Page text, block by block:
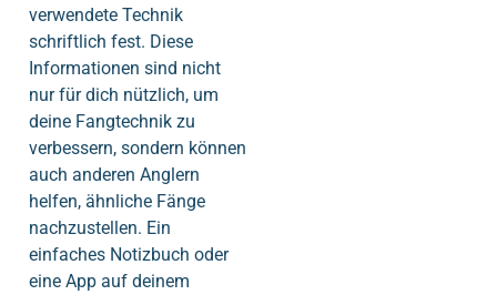
verwendete Technik
schriftlich fest. Diese
Informationen sind nicht
nur für dich nützlich, um
deine Fangtechnik zu
verbessern, sondern können
auch anderen Anglern
helfen, ähnliche Fänge
nachzustellen. Ein
einfaches Notizbuch oder
eine App auf deinem